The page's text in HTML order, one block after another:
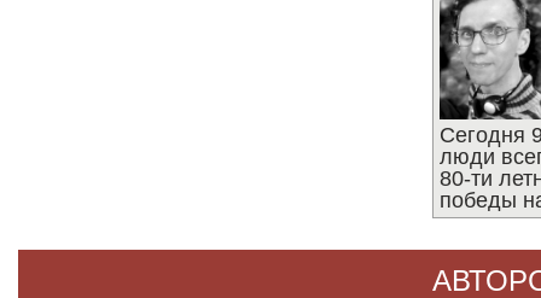
Сегодня
люди
80-ти
победы